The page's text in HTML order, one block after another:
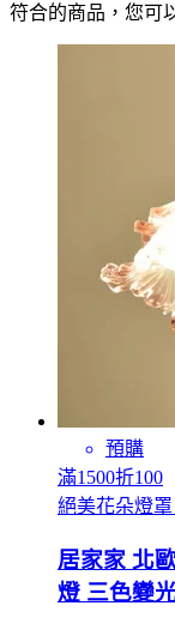
符合的商品，您可
預購
滿1500折100
絕美花朵燈
居家家 北
燈 三色變